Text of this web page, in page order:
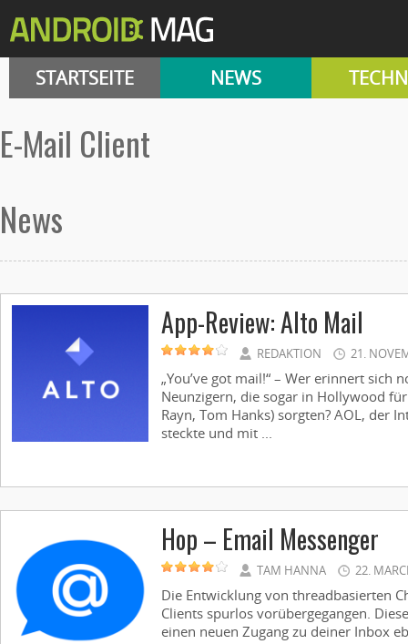
STARTSEITE NEWS
E-Mail Client
News
App-Review: Alto Mail
REDAKTION 21.
„You’ve got mail!“ – Wer erinnert sich
Neunzigern, die sogar in Hollywood
Rayn, Tom Hanks) sorgten? AOL, der
steckte und mit ...
Hop – Email Messenger
TAM HANNA 22.
Die Entwicklung von threadbasierten
Clients spurlos vorübergegangen.
einen neuen Zugang zu deiner Inbox